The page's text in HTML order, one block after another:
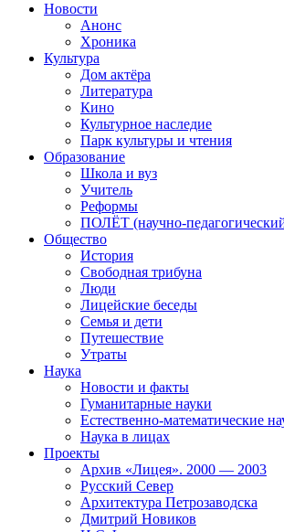
Новости
Анонс
Хроника
Культура
Дом актёра
Литература
Кино
Культурное наследие
Парк культуры и чтения
Образование
Школа и вуз
Учитель
Реформы
ПОЛЁТ (научно-
Общество
История
Свободная трибуна
Люди
Лицейские беседы
Семья и дети
Путешествие
Утраты
Наука
Новости и факты
Гуманитарные науки
Естественно-математические
Наука в лицах
Проекты
Архив «Лицея». 2000 — 2003
Русский Север
Архитектура Петрозаводска
Дмитрий Новиков